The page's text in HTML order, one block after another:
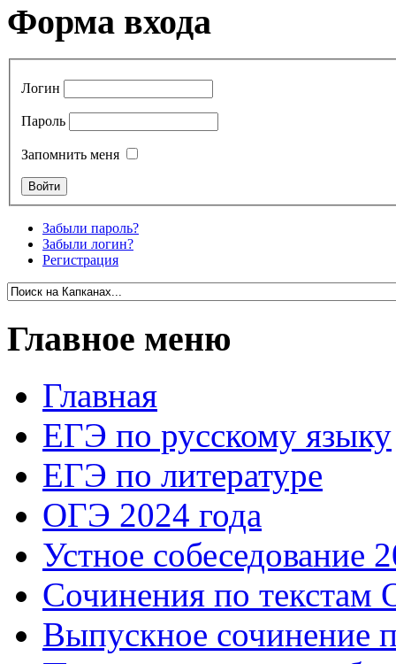
Форма входа
Логин
Пароль
Запомнить меня
Забыли пароль?
Забыли логин?
Регистрация
Главное меню
Главная
ЕГЭ по русскому языку
ЕГЭ по литературе
ОГЭ 2024 года
Устное собеседование
Сочинения по текстам
Выпускное сочинение